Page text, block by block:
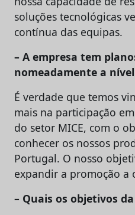
soluções tecnológicas
contínua das equipas.
– A empresa tem
nomeadamente a
É verdade que temos
mais na participação
do setor MICE, com o
conhecer os nossos
Portugal. O nosso
expandir a promoção a
– Quais os objetivos